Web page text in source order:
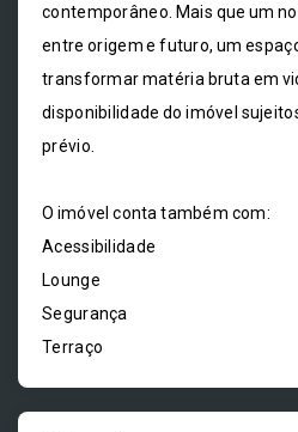
contemporâneo. Mais que um
entre origem e futuro, um
transformar matéria bruta em
disponibilidade do imóvel
prévio.
O imóvel conta também com:
Acessibilidade
Lounge
Segurança
Terraço